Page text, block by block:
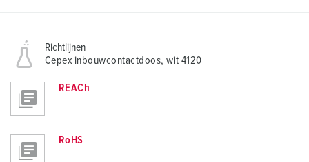
Richtlijnen
Cepex inbouwcontactdoos, wit 4120
REACh
RoHS